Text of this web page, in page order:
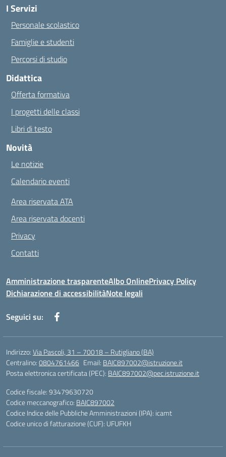
I Servizi
Personale scolastico
Famiglie e studenti
Percorsi di studio
Didattica
Offerta formativa
I progetti delle classi
Libri di testo
Novità
Le notizie
Calendario eventi
Area riservata ATA
Area riservata docenti
Privacy
Contatti
Amministrazione trasparenteAlbo OnlinePrivacy Policy
Dichiarazione di accessibilitàNote legali
Seguici su:
Indirizzo:Via Pascoli, 31 – 70018 – Rutigliano (BA)
Centralino:0804761466 Email: BAIC897002@istruzione.it
Posta elettronica certificata (PEC): BAIC897002@pec.istruzione.it
Codice fiscale: 93479630720
Codice meccanografico: BAIC897002
Codice Indice delle Pubbliche Amministrazioni (IPA): icamt
Codice unico di fatturazione (CUF): UFUFKH